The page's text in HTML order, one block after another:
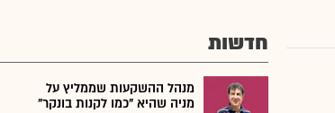
חדשות
מנהל ההשקעות שממליץ על
מניה שהיא "כמו לקנות בונקר"